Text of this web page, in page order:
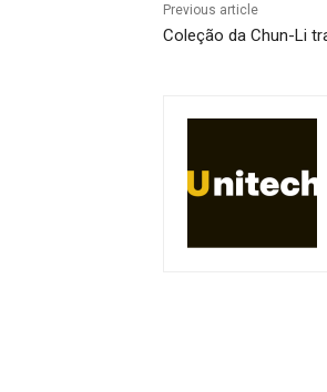
Previous article
Coleção da Chun-Li